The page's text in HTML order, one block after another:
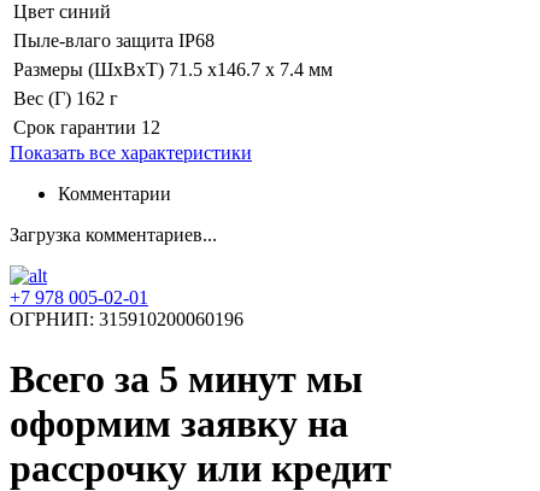
Цвет синий
Пыле-влаго защита IP68
Размеры (ШхВхТ) 71.5 x146.7 x 7.4 мм
Вес (Г) 162 г
Срок гарантии 12
Показать все характеристики
Комментарии
Загрузка комментариев...
+7 978 005-02-01
ОГРНИП: 315910200060196
Всего за 5 минут мы
оформим заявку на
рассрочку или кредит